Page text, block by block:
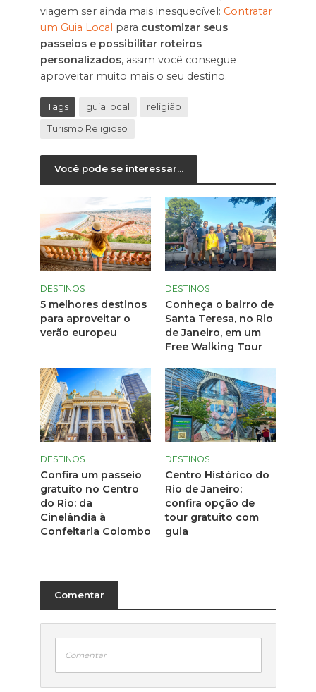
viagem ser ainda mais inesquecível: Contratar
um Guia Local para customizar seus
passeios e possibilitar roteiros
personalizados, assim você consegue
aproveitar muito mais o seu destino.
Tags guia local religião
Turismo Religioso
Você pode se interessar...
DESTINOS
5 melhores destinos
para aproveitar o
verão europeu
DESTINOS
Conheça o bairro de
Santa Teresa, no Rio
de Janeiro, em um
Free Walking Tour
DESTINOS
Confira um passeio
gratuito no Centro
do Rio: da
Cinelândia à
Confeitaria Colombo
DESTINOS
Centro Histórico do
Rio de Janeiro:
confira opção de
tour gratuito com
guia
Comentar
Comentar